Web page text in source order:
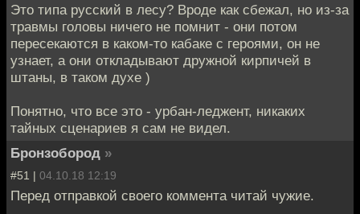
Это типа русский в лесу? Вроде как сбежал, но из-за
травмы головы ничего не помнит - они потом
пересекаются в каком-то кабаке с героями, он не
узнает, а они откладывают дружной кирпичей в
штаны, в таком духе )
Понятно, что все это - урбан-леджент, никаких
тайных сценариев я сам не видел.
Бронзобород »
#51 | 04.10.18 12:19
Перед отправкой своего коммента читай чужие.